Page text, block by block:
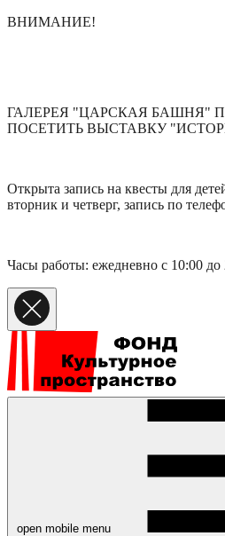
ВНИМАНИЕ!
ГАЛЕРЕЯ "ЦАРСКАЯ БАШНЯ"
ПОСЕТИТЬ ВЫСТАВКУ
Открыта запись на квесты для
вторник и четверг, запись по
Часы работы: ежедневно с 10:00 до
open mobile menu